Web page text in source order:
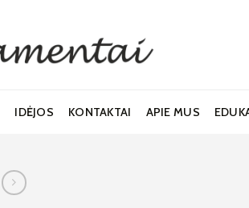
IDĖJOS KONTAKTAI APIE MUS